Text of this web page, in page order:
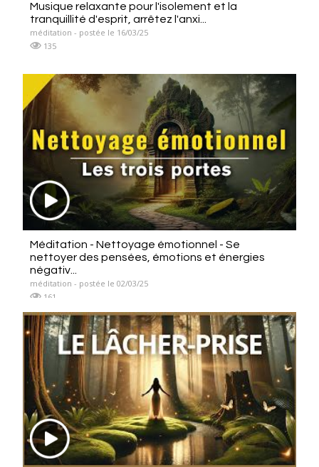
Musique relaxante pour l'isolement et la
tranquillité d'esprit, arrêtez l'anxi...
méditation - postée le 16/03/25
135
Méditation - Nettoyage émotionnel - Se
nettoyer des pensées, émotions et énergies
négativ...
méditation - postée le 02/03/25
161